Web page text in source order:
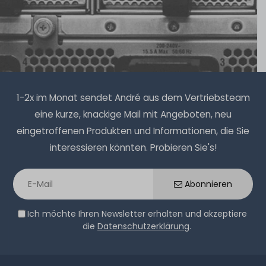
1-2 Tage*
17,90 € *
6Gramm| 2.983,33 € / Kilogramm
Thermal Grizzly Duronaut Wärmeleitpaste / Thermal
Paste - 2g Tube - TG-D-002-R
1-2 Tage*
9,90 € *
1-2x im Monat sendet André aus dem Vertriebsteam
eine kurze, knackige Mail mit Angeboten, neu
eingetroffenen Produkten und Informationen, die Sie
interessieren könnten. Probieren Sie's!
Abonnieren
Ich möchte Ihren Newsletter erhalten und akzeptiere
die Datenschutzerklärung.